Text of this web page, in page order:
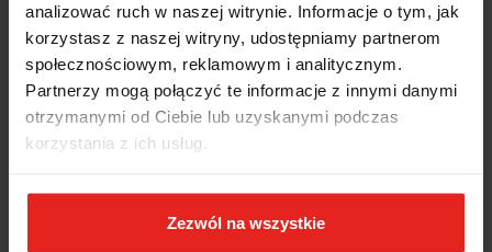
analizować ruch w naszej witrynie. Informacje o tym, jak
korzystasz z naszej witryny, udostępniamy partnerom
społecznościowym, reklamowym i analitycznym.
Partnerzy mogą połączyć te informacje z innymi danymi
otrzymanymi od Ciebie lub uzyskanymi podczas
korzystania z ich usług.
Zezwól na wszystkie